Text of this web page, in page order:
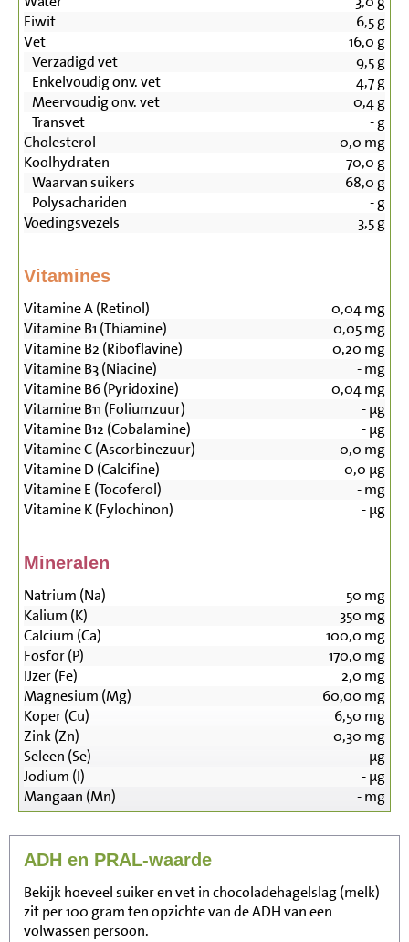
Eiwit
6,5g
Vet
16,0 g
Verzadigd vet
9,5g
Enkelvoudig onv. vet
4,7g
Meervoudig onv. vet
0,4g
Transvet
-g
Cholesterol
0,0 mg
Koolhydraten
70,0 g
Waarvan suikers
68,0 g
Polysachariden
-g
Voedingsvezels
3,5g
Vitamines
Vitamine A (Retinol) 0,04mg
Vitamine B1 (Thiamine)
0,05mg
Vitamine B2 (Riboflavine)
0,20 mg
Vitamine B3 (Niacine)
-mg
Vitamine B6 (Pyridoxine)
0,04mg
Vitamine B11 (Foliumzuur)
-µg
Vitamine B12 (Cobalamine)
-µg
Vitamine C (Ascorbinezuur)
0,0 mg
Vitamine D (Calcifine)
0,0 µg
Vitamine E (Tocoferol)
-mg
Vitamine K (Fylochinon)
-µg
Mineralen
Natrium (Na) 50 mg
Kalium (K)
350 mg
Calcium (Ca)
100,0 mg
Fosfor (P)
170,0 mg
IJzer (Fe)
2,0 mg
Magnesium (Mg)
60,00 mg
Koper (Cu)
6,50 mg
Zink (Zn)
0,30 mg
Seleen (Se)
-µg
Jodium (I)
-µg
Mangaan (Mn)
-mg
ADH en PRAL-waarde
Bekijk hoeveel suiker en vet in chocoladehagelslag (melk)
zit per 100 gram ten opzichte van de ADH van een
volwassen persoon.